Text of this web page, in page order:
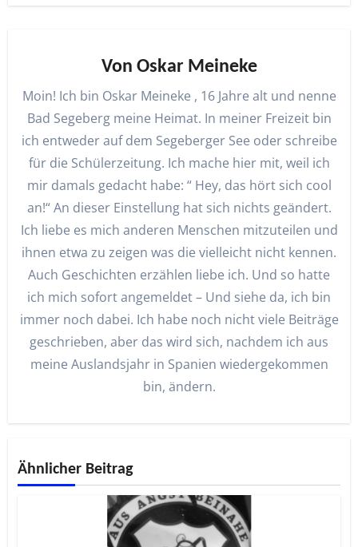
Von Oskar Meineke
Moin! Ich bin Oskar Meineke , 16 Jahre alt und nenne
Bad Segeberg meine Heimat. In meiner Freizeit bin
ich entweder auf dem Segeberger See oder schreibe
für die Schülerzeitung. Ich mache hier mit, weil ich
mir damals gedacht habe: “ Hey, das hört sich cool
an!“ An dieser Einstellung hat sich nichts geändert.
Ich liebe es mich anderen Menschen mitzuteilen und
ihnen etwa zu zeigen was die vielleicht nicht kennen.
Auch Geschichten erzählen liebe ich. Und so hatte
ich mich sofort angemeldet – Und siehe da, ich bin
immer noch dabei. Ich habe noch nicht viele Beiträge
geschrieben, aber das wird sich, nachdem ich aus
meine Auslandsjahr in Spanien wiedergekommen
bin, ändern.
Ähnlicher Beitrag